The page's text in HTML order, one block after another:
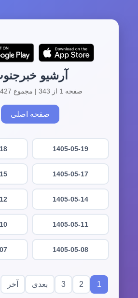
آرشیو
صفحه 1 از 343 | مجموع 3427 آرشیو
صفحه اصلی
1405-05-19
1405-05-17
1405-05-14
1405-05-11
1405-05-08
1
2
3 بعدی آخر